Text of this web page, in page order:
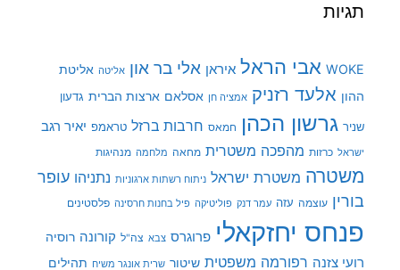
תגיות
WOKE אבי הראל איראן אלי בר און אליטה אליטת
ההון אלעד רזניק אמציה חן אסלאם ארצות הברית גדעון
שניר גרשון הכהן חמאס חרבות ברזל טראמפ יאיר רגב
ישראל כרזות מהפכה משטרית מחאה מלחמה מנהיגות
משטרה משטרת ישראל ניתוח רשתות ארגוניות נתניהו עופר
בורין עוצמה עזה עמר דנק פוליטיקה פיל בחנות חרסינה פלסטינים
פנחס יחזקאלי פרוגרס צבא צה"ל קורונה רוסיה
רועי צזנה רפורמה משפטית שיטור שרית אונגר משיח תהילים